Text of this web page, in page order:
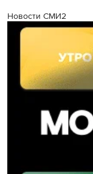
Новости СМИ2